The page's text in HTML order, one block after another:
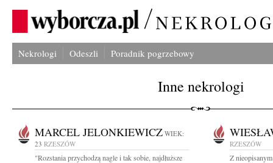
Nekrologi Odeszli Poradnik pogrzebowy
Inne nekrologi
MARCEL JELONKIEWICZ WIEK:
23 RZESZÓW
"Rozstania przychodzą nagle i tak sobie, najdłuższe
RZESZÓW
Z